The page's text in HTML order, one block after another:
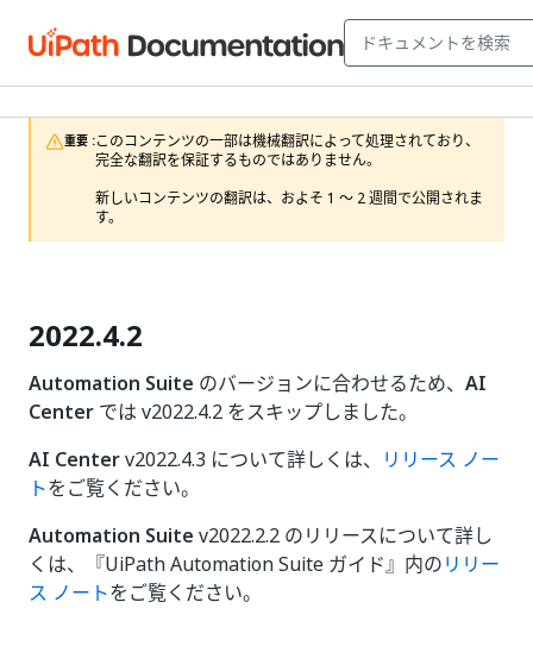
重要 :このコンテンツの一部は機械翻訳によって処理されており、
完全な翻訳を保証するものではありません。
新しいコンテンツの翻訳は、およそ 1 ～ 2 週間で公開されま
す。
2022.4.2
Automation Suite のバージョンに合わせるため、 AI
Center では v2022.4.2 をスキップしました。
AI Centerv2022.4.3 について詳しくは、 リリース ノー
トをご覧ください。
Automation Suite v2022.2.2 のリリースについて詳し
くは、『UiPath Automation Suite ガイド』内のリリー
ス ノートをご覧ください。